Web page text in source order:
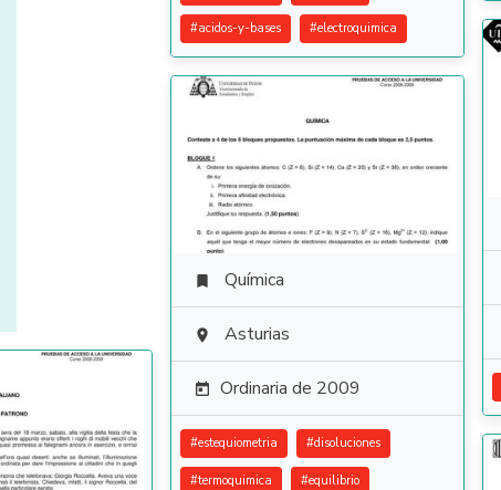
#acidos-y-bases #electroquimica
 Química
 Asturias
 Ordinaria de 2009
#estequiometria #disoluciones
#termoquimica #equilibrio